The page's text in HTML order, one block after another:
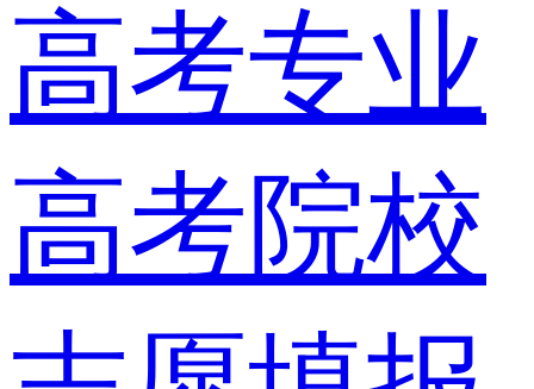
高考专业
高考院校